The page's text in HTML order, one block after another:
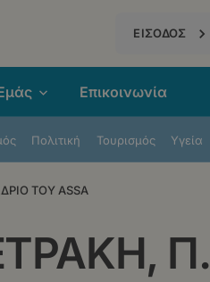
ΕΙΣΟΔΟΣ
Πολιτική Τουρισμός Υγεία
Επικοινωνία
ΤΟΥ ASSA
Π.